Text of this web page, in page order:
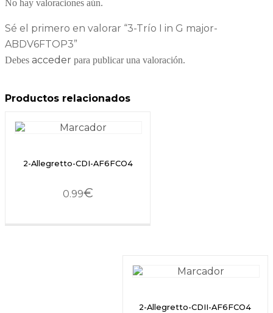
No hay valoraciones aún.
Sé el primero en valorar “3-Trío I in G major-
ABDV6FTOP3”
Debes acceder para publicar una valoración.
Productos relacionados
2-Allegretto-CDI-AF6FCO4
0.99€
2-Allegretto-CDII-AF6FCO4